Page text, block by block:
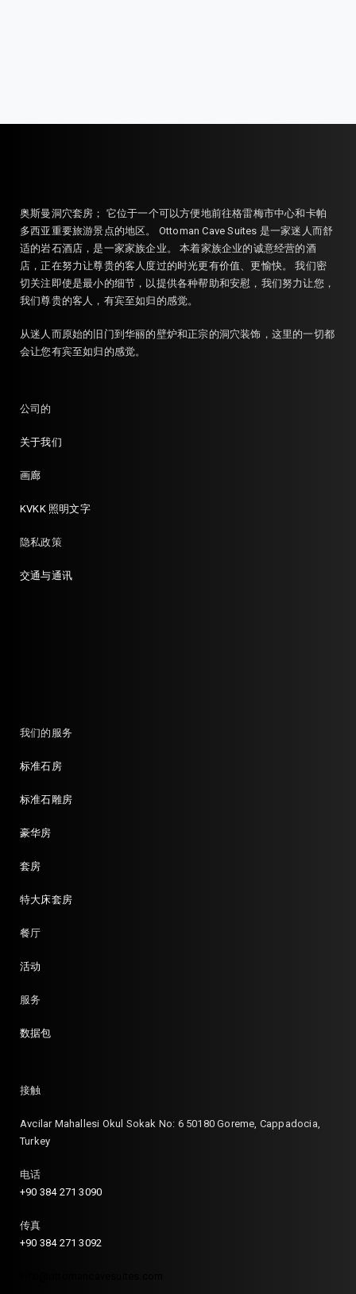
奥斯曼洞穴套房； 它位于一个可以方便地前往格雷梅市中心和卡帕
多西亚重要旅游景点的地区。 Ottoman Cave Suites 是一家迷人而舒
适的岩石酒店，是一家家族企业。 本着家族企业的诚意经营的酒
店，正在努力让尊贵的客人度过的时光更有价值、更愉快。 我们密
切关注即使是最小的细节，以提供各种帮助和安慰，我们努力让您，
我们尊贵的客人，有宾至如归的感觉。
从迷人而原始的旧门到华丽的壁炉和正宗的洞穴装饰，这里的一切都
会让您有宾至如归的感觉。
公司的
关于我们
画廊
KVKK 照明文字
隐私政策
交通与通讯
我们的服务
标准石房
标准石雕房
豪华房
套房
特大床套房
餐厅
活动
服务
数据包
接触
Avcilar Mahallesi Okul Sokak No: 6 50180 Goreme, Cappadocia,
Turkey
电话
+90 384 271 3090
传真
+90 384 271 3092